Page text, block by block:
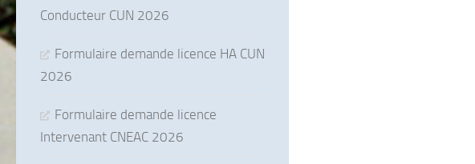
Conducteur CUN 2026
Formulaire demande licence HA CUN
2026
Formulaire demande licence
Intervenant CNEAC 2026